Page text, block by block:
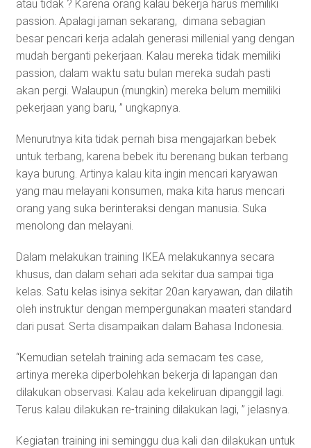
atau tidak ? Karena orang kalau bekerja harus memiliki
passion. Apalagi jaman sekarang, dimana sebagian
besar pencari kerja adalah generasi millenial yang dengan
mudah berganti pekerjaan. Kalau mereka tidak memiliki
passion, dalam waktu satu bulan mereka sudah pasti
akan pergi. Walaupun (mungkin) mereka belum memiliki
pekerjaan yang baru, ” ungkapnya.
Menurutnya kita tidak pernah bisa mengajarkan bebek
untuk terbang, karena bebek itu berenang bukan terbang
kaya burung. Artinya kalau kita ingin mencari karyawan
yang mau melayani konsumen, maka kita harus mencari
orang yang suka berinteraksi dengan manusia. Suka
menolong dan melayani.
Dalam melakukan training IKEA melakukannya secara
khusus, dan dalam sehari ada sekitar dua sampai tiga
kelas. Satu kelas isinya sekitar 20an karyawan, dan dilatih
oleh instruktur dengan mempergunakan maateri standard
dari pusat. Serta disampaikan dalam Bahasa Indonesia.
“Kemudian setelah training ada semacam tes case,
artinya mereka diperbolehkan bekerja di lapangan dan
dilakukan observasi. Kalau ada kekeliruan dipanggil lagi.
Terus kalau dilakukan re-training dilakukan lagi, ” jelasnya.
Kegiatan training ini seminggu dua kali dan dilakukan untuk